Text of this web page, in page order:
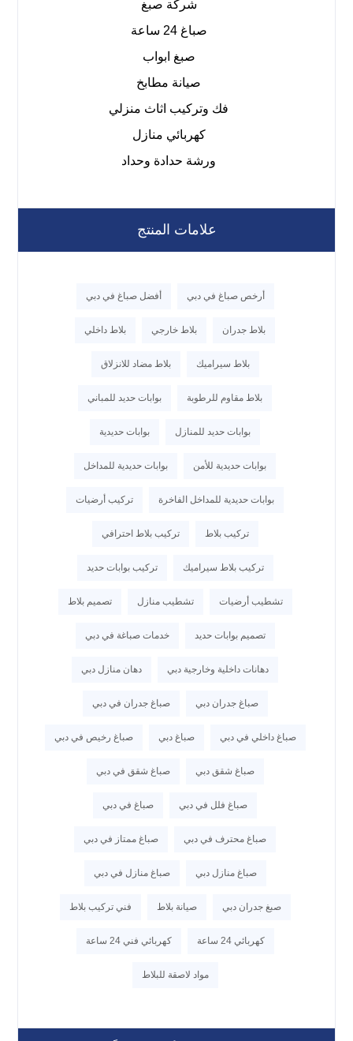
شركة صبغ
صباغ 24 ساعة
صبغ ابواب
صيانة مطابخ
فك وتركيب اثاث منزلي
كهربائي منازل
ورشة حدادة وحداد
علامات المنتج
أرخص صباغ في دبي أفضل صباغ في دبي
بلاط جدران بلاط خارجي بلاط داخلي
بلاط سيراميك بلاط مضاد للانزلاق
بلاط مقاوم للرطوبة بوابات حديد للمباني
بوابات حديد للمنازل بوابات حديدية
بوابات حديدية للأمن بوابات حديدية للمداخل
بوابات حديدية للمداخل الفاخرة تركيب أرضيات
تركيب بلاط تركيب بلاط احترافي
تركيب بلاط سيراميك تركيب بوابات حديد
تشطيب أرضيات تشطيب منازل تصميم بلاط
تصميم بوابات حديد خدمات صباغة في دبي
دهانات داخلية وخارجية دبي دهان منازل دبي
صباغ جدران دبي صباغ جدران في دبي
صباغ داخلي في دبي صباغ دبي صباغ رخيص في دبي
صباغ شقق دبي صباغ شقق في دبي
صباغ فلل في دبي صباغ في دبي
صباغ محترف في دبي صباغ ممتاز في دبي
صباغ منازل دبي صباغ منازل في دبي
صبغ جدران دبي صيانة بلاط فني تركيب بلاط
كهربائي 24 ساعة كهربائي فني 24 ساعة
مواد لاصقة للبلاط